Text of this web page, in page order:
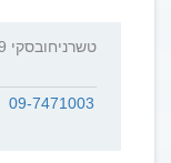
טשרניחובסקי 59, כפר סבא
09-7471003